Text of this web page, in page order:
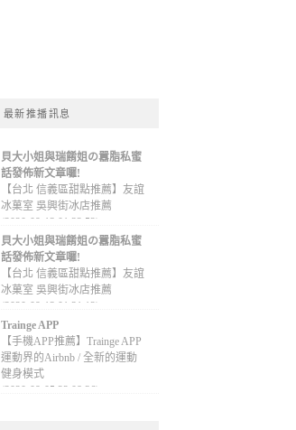
最新推播訊息
貝大小姐與瑞餚姐の囂脂私蜜
話發佈新文章囉!
【台北 信義區甜點推薦】友誼
冰菓室 吳興街冰店推薦
(2020-09-13 01:32:52)
貝大小姐與瑞餚姐の囂脂私蜜
話發佈新文章囉!
【台北 信義區甜點推薦】友誼
冰菓室 吳興街冰店推薦
(2020-09-13 01:31:12)
Trainge APP
【手機APP推薦】Trainge APP
運動界的Airbnb / 全新的運動
健身模式
(2020-09-05 22:08:36)